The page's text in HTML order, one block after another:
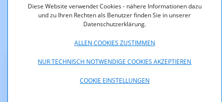
Diese Website verwendet Cookies - nähere Informationen dazu
und zu Ihren Rechten als Benutzer finden Sie in unserer
Datenschutzerklärung.
ALLEN COOKIES ZUSTIMMEN
NUR TECHNISCH NOTWENDIGE COOKIES AKZEPTIEREN
COOKIE EINSTELLUNGEN
entgegenstellen konnte.
Dieser Bescheid ist rechtskräftig.